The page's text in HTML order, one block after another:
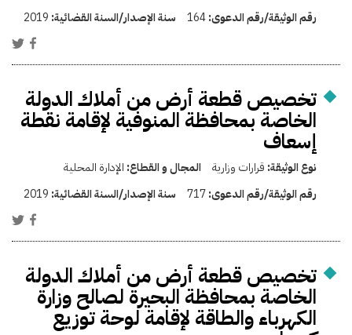
رقم الوثيقة/رقم الدعوى:164 سنة الإصدار/السنة القضائية: 2019
تخصيص قطعة أرض من أملاك الدولة
الخاصة بمحافظة المنوفية لإقامة نقطة
إسعاف
نوع الوثيقة: قرارات وزارية المجال و القطاع: الإدارة المحلية
رقم الوثيقة/رقم الدعوى:717 سنة الإصدار/السنة القضائية: 2019
تخصيص قطعة أرض من أملاك الدولة
الخاصة بمحافظة البحيرة لصالح وزارة
الكهرباء والطاقة لإقامة لوحة توزيع